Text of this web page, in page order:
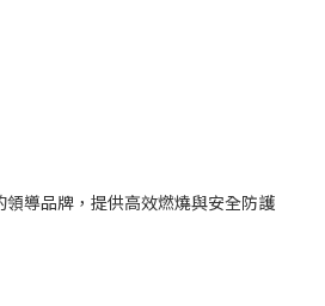
導品牌，提供高效燃燒與安全防護